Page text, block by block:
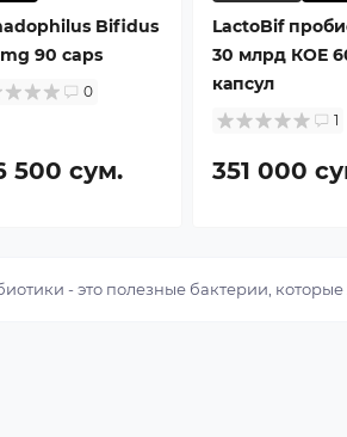
Bifidus
90 caps
0
500 сум.
LactoBif
30 млрд КОЕ
капсул
1
351 000
- это полезные бактерии,